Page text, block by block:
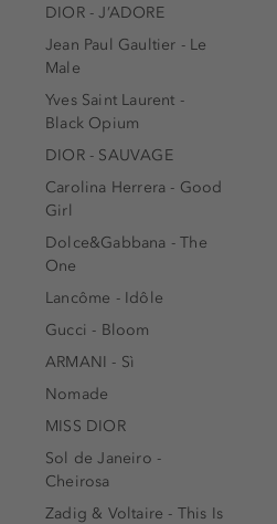
DIOR - J’ADORE
Jean Paul Gaultier - Le
Male
Yves Saint Laurent -
Black Opium
DIOR - SAUVAGE
Carolina Herrera - Good
Girl
Dolce&Gabbana - The
One
Lancôme - Idôle
Gucci - Bloom
ARMANI - Sì
Nomade
MISS DIOR
Sol de Janeiro -
Cheirosa
Zadig & Voltaire - This Is